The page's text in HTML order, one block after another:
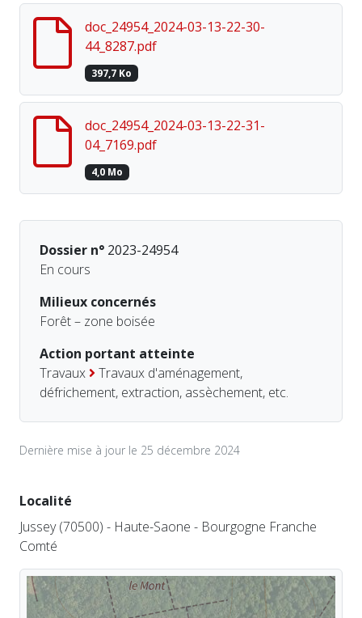
doc_24954_2024-03-13-22-30-
44_8287.pdf
397,7 Ko
doc_24954_2024-03-13-22-31-
04_7169.pdf
4,0 Mo
Dossier n° 2023-24954
En cours
Milieux concernés
Forêt – zone boisée
Action portant atteinte
Travaux
Travaux d'aménagement,
défrichement, extraction, assèchement, etc.
Dernière mise à jour le 25 décembre 2024
Localité
Jussey (70500) - Haute-Saone - Bourgogne Franche
Comté